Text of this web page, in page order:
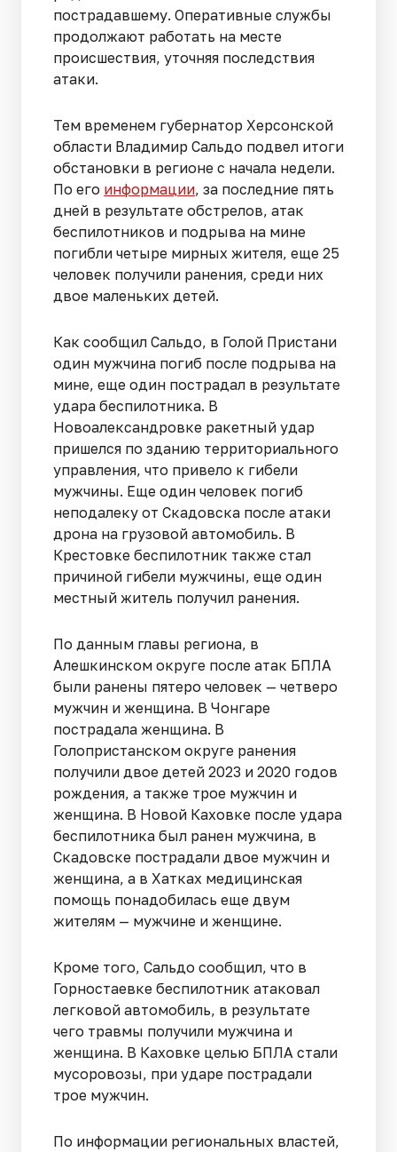
пострадавшему. Оперативные службы
продолжают работать на месте
происшествия, уточняя последствия
атаки.
Тем временем губернатор Херсонской
области Владимир Сальдо подвел итоги
обстановки в регионе с начала недели.
По его информации, за последние пять
дней в результате обстрелов, атак
беспилотников и подрыва на мине
погибли четыре мирных жителя, еще 25
человек получили ранения, среди них
двое маленьких детей.
Как сообщил Сальдо, в Голой Пристани
один мужчина погиб после подрыва на
мине, еще один пострадал в результате
удара беспилотника. В
Новоалександровке ракетный удар
пришелся по зданию территориального
управления, что привело к гибели
мужчины. Еще один человек погиб
неподалеку от Скадовска после атаки
дрона на грузовой автомобиль. В
Крестовке беспилотник также стал
причиной гибели мужчины, еще один
местный житель получил ранения.
По данным главы региона, в
Алешкинском округе после атак БПЛА
были ранены пятеро человек — четверо
мужчин и женщина. В Чонгаре
пострадала женщина. В
Голопристанском округе ранения
получили двое детей 2023 и 2020 годов
рождения, а также трое мужчин и
женщина. В Новой Каховке после удара
беспилотника был ранен мужчина, в
Скадовске пострадали двое мужчин и
женщина, а в Хатках медицинская
помощь понадобилась еще двум
жителям — мужчине и женщине.
Кроме того, Сальдо сообщил, что в
Горностаевке беспилотник атаковал
легковой автомобиль, в результате
чего травмы получили мужчина и
женщина. В Каховке целью БПЛА стали
мусоровозы, при ударе пострадали
трое мужчин.
По информации региональных властей,